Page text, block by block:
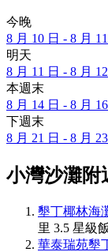
今晚
8 月 10 日 - 8 月
明天
8 月 11 日 - 8 月
本週末
8 月 14 日 - 8 月
下週末
8 月 21 日 - 8 月
小灣沙灘附
墾丁椰林海
里 3.5 星級
華泰瑞苑墾